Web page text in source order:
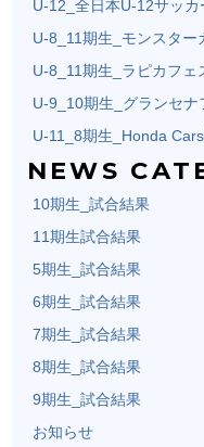
U-12_全日本U-12サッ
U-8_11期生_モンスター
U-8_11期生_ラピカフェ
U-9_10期生_グランセナ
U-11_8期生_Honda
NEWS
10期生_試合結果
11期生試合結果
5期生_試合結果
6期生_試合結果
7期生_試合結果
8期生_試合結果
9期生_試合結果
お知らせ